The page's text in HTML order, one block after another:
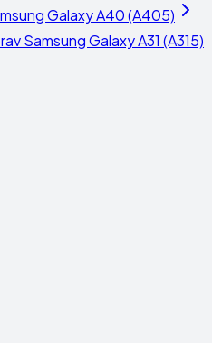
Galaxy A40 (A405)
Samsung Galaxy A31 (A315)